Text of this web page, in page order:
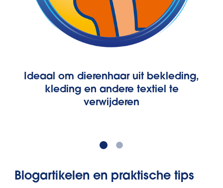
Ideaal om dierenhaar uit bekleding,
kleding en andere textiel te
verwijderen
Blogartikelen en praktische tips